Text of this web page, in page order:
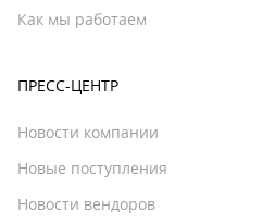
Как мы работаем
ПРЕСС-ЦЕНТР
Новости компании
Новые поступления
Новости вендоров